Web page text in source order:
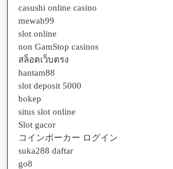
casushi online casino
mewah99
slot online
non GamStop casinos
สล็อตเว็บตรง
hantam88
slot deposit 5000
bokep
situs slot online
Slot gacor
コインポーカー ログイン
suka288 daftar
go8